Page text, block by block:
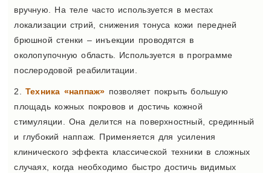
вручную. На теле часто используется в местах
локализации стрий, снижения тонуса кожи передней
брюшной стенки – инъекции проводятся в
околопупочную область. Используется в программе
послеродовой реабилитации.
2.Техника «наппаж» позволяет покрыть большую
площадь кожных покровов и достичь кожной
стимуляции. Она делится на поверхностный, срединный
и глубокий наппаж. Применяется для усиления
клинического эффекта классической техники в сложных
случаях, когда необходимо быстро достичь видимых